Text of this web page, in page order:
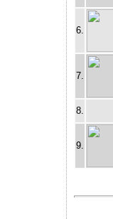
6.
7.
8.
9.